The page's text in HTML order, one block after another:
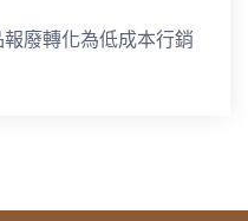
廢轉化為低成本行銷